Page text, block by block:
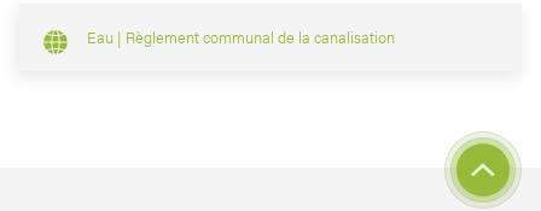
Eau | Règlement communal de la canalisation